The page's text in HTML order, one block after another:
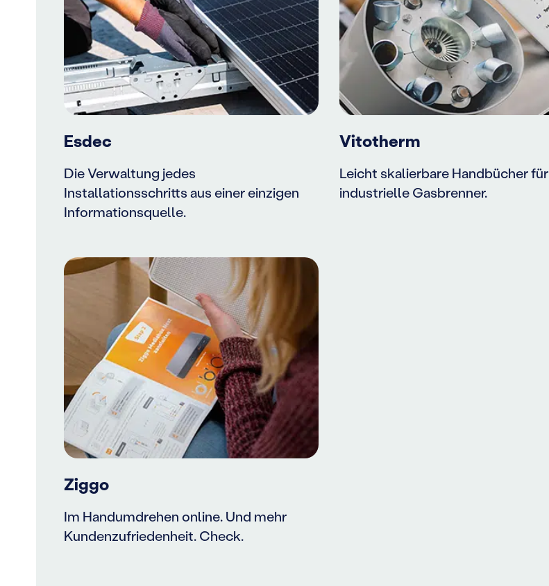
Esdec
Die Verwaltung jedes
Installationsschritts aus einer einzigen
Informationsquelle.
Vitotherm
Leicht skalierbare Handbücher für
industrielle Gasbrenner.
Ziggo
Im Handumdrehen online. Und mehr
Kundenzufriedenheit. Check.